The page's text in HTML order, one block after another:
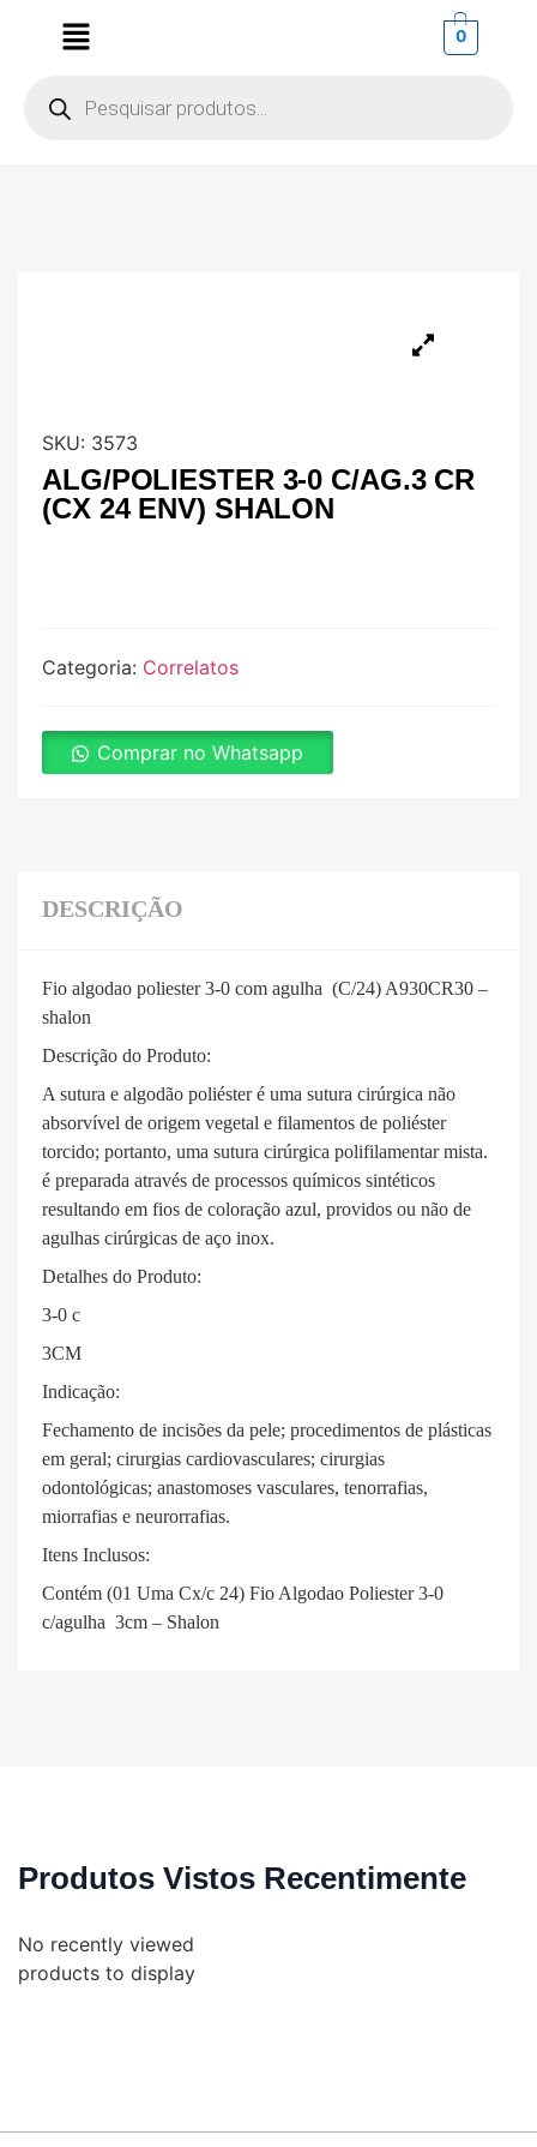
0
SKU: 3573
ALG/POLIESTER 3-0 C/AG.3 CR
(CX 24 ENV) SHALON
Categoria: Correlatos
Comprar no Whatsapp
DESCRIÇÃO
Fio algodao poliester 3-0 com agulha (C/24) A930CR30 –
shalon
Descrição do Produto:
A sutura e algodão poliéster é uma sutura cirúrgica não
absorvível de origem vegetal e filamentos de poliéster
torcido; portanto, uma sutura cirúrgica polifilamentar mista.
é preparada através de processos químicos sintéticos
resultando em fios de coloração azul, providos ou não de
agulhas cirúrgicas de aço inox.
Detalhes do Produto:
3-0 c
3CM
Indicação:
Fechamento de incisões da pele; procedimentos de plásticas
em geral; cirurgias cardiovasculares; cirurgias
odontológicas; anastomoses vasculares, tenorrafias,
miorrafias e neurorrafias.
Itens Inclusos:
Contém (01 Uma Cx/c 24) Fio Algodao Poliester 3-0
c/agulha 3cm – Shalon
Produtos Vistos Recentimente
No recently viewed
products to display